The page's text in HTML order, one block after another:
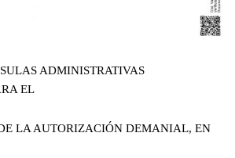
ADMINISTRATIVAS
EL
LA AUTORIZACIÓN DEMANIAL, EN